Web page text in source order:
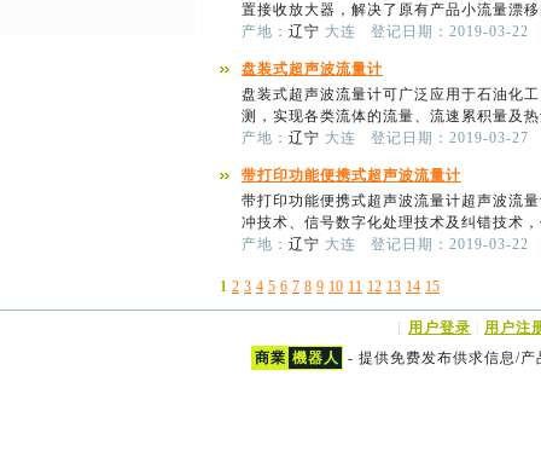
置接收放大器，解决了原有产品小流量漂
产地： 辽宁 大连 登记日期：2019-03-22
盘装式超声波流量计
盘装式超声波流量计可广泛应用于石油化
测，实现各类流体的流量、流速累积量及
产地： 辽宁 大连 登记日期：2019-03-27
带打印功能便携式超声波流量计
带打印功能便携式超声波流量计超声波流
冲技术、信号数字化处理技术及纠错技术
产地： 辽宁 大连 登记日期：2019-03-22
1 2 3 4 5 6 7 8 9 10 11 12 13 14 15
用户登录
用户注
商業 機器人 - 提供免费发布供求信息/